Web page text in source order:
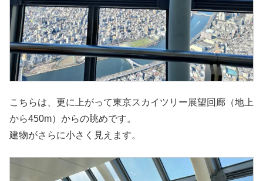
こちらは、更に上がって東京スカイツリー展望回廊（地上
から450m）からの眺めです。
建物がさらに小さく見えます。